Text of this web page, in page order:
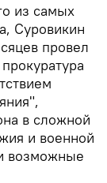
из самых
Суровикин
провел
в сложной
и военной
возможные